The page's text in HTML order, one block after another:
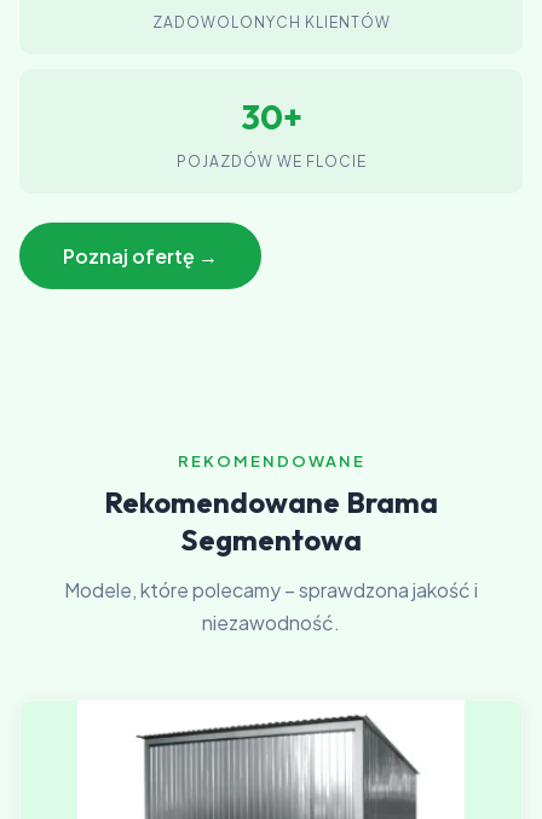
ZADOWOLONYCH KLIENTÓW
30+
POJAZDÓW WE FLOCIE
Poznaj ofertę →
REKOMENDOWANE
Rekomendowane Brama
Segmentowa
Modele, które polecamy – sprawdzona jakość i
niezawodność.